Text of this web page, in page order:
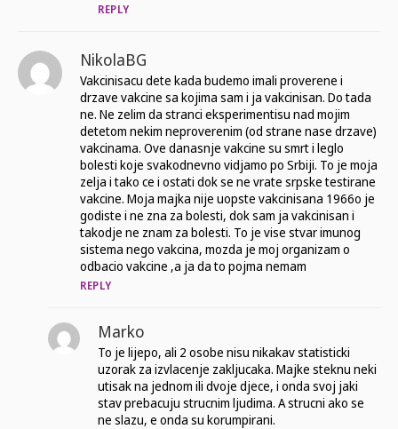
REPLY
NikolaBG
Vakcinisacu dete kada budemo imali proverene i
drzave vakcine sa kojima sam i ja vakcinisan. Do tada
ne. Ne zelim da stranci eksperimentisu nad mojim
detetom nekim neproverenim (od strane nase drzave)
vakcinama. Ove danasnje vakcine su smrt i leglo
bolesti koje svakodnevno vidjamo po Srbiji. To je moja
zelja i tako ce i ostati dok se ne vrate srpske testirane
vakcine. Moja majka nije uopste vakcinisana 1966o je
godiste i ne zna za bolesti, dok sam ja vakcinisan i
takodje ne znam za bolesti. To je vise stvar imunog
sistema nego vakcina, mozda je moj organizam o
odbacio vakcine ,a ja da to pojma nemam
REPLY
Marko
To je lijepo, ali 2 osobe nisu nikakav statisticki
uzorak za izvlacenje zakljucaka. Majke steknu neki
utisak na jednom ili dvoje djece, i onda svoj jaki
stav prebacuju strucnim ljudima. A strucni ako se
ne slazu, e onda su korumpirani.